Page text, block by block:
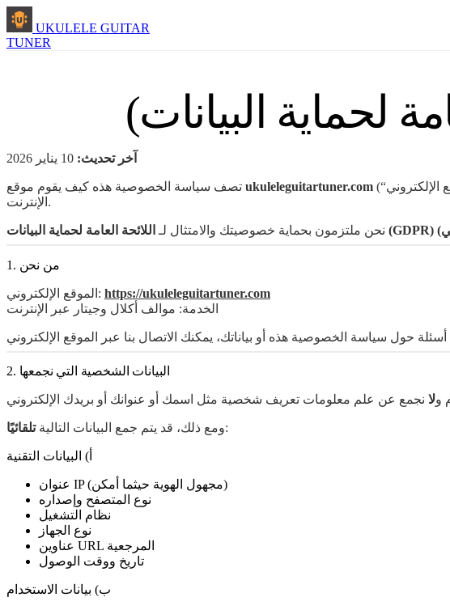
UKULELE GUITAR
TUNER
لحماية البيانات)
آخر تحديث:
ukuleleguitartuner.com (“نحن”، “لنا”، أو “الموقع الإلكتروني”) بجمع واستخدام وحماية بياناتك الشخصية عند استخدامك لخدمة ضبط آلة الأكلال والجيتار عبر
الإنترنت.
نحن ملتزمون بحماية خصوصيتك والامتثال لـ
1. من نحن
الموقع الإلكتروني: https://ukuleleguitartuner.com
الخدمة: موالف أكلال وجيتار عبر الإنترنت
2. البيانات الشخصية التي نجمعها
ولا
ومع ذلك، قد يتم جمع البيانات التاليةتلقائيًا :
أ) البيانات التقنية
عنوان IP (مجهول الهوية حيثما أمكن)
نوع المتصفح وإصداره
نظام التشغيل
نوع الجهاز
عناوين URL المرجعية
تاريخ ووقت الوصول
ب) بيانات الاستخدام